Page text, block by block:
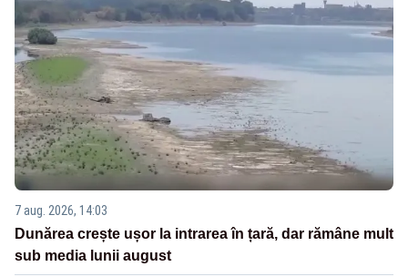
7 aug. 2026, 14:03
Dunărea crește ușor la intrarea în țară, dar rămâne mult
sub media lunii august